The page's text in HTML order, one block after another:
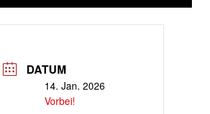
DATUM
14. Jan. 2026
Vorbei!